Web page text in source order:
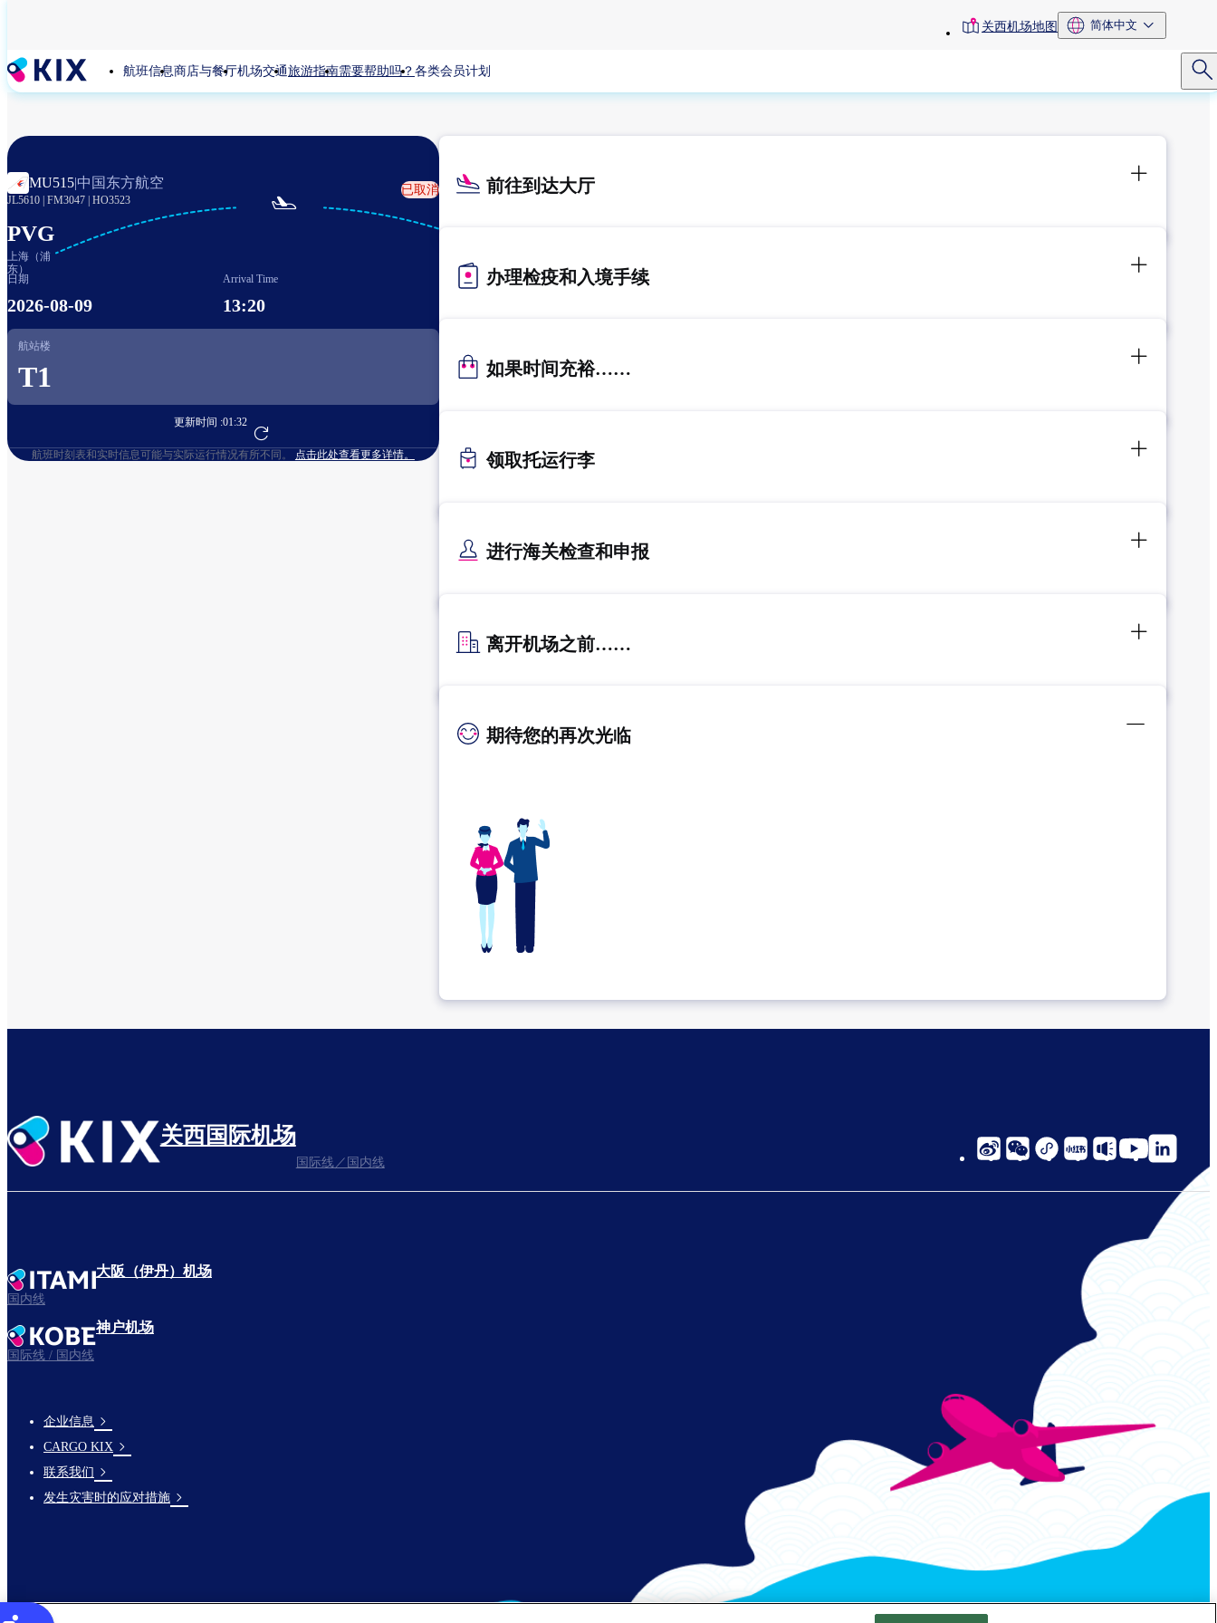
到
主
要
toolbar关西机场地图 简体中文
航班信息商店与餐厅机场交通旅游指南需要帮助吗？ 各类会员计划
MU515|中国东方航空
JL5610 FM3047 HO3523
已取消
PVG
上海（浦
东）

日期
2026-08-09
Arrival Time
13:20
航站楼
T1
更新时间 :01:32
前往航班预订
航班时刻表和实时信息可能与实际运行情况有所不同。 点击此处查看更多详情。
前往到达大厅
办理检疫和入境手续
如果时间充裕……
领取托运行李
进行海关检查和申报
离开机场之前……
期待您的再次光临
关西国际机场
国际线／国内线
大阪（伊丹）机场
国内线
神户机场
国际线 / 国内线
footer-
links-
en-
企业信息
CARGO KIX
联系我们
发生灾害时的应对措施
social-
cn-